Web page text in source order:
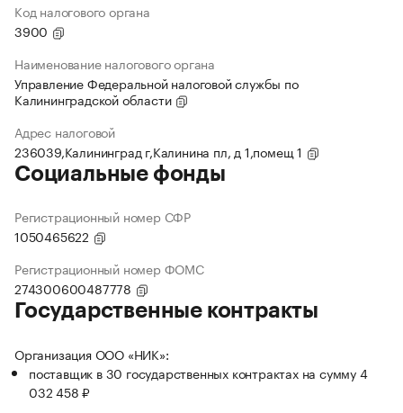
Код налогового органа
3900
Наименование налогового органа
Управление Федеральной налоговой службы по
Калининградской области
Адрес налоговой
236039,Калининград г,Калинина пл, д 1,помещ 1
Социальные фонды
Регистрационный номер СФР
1050465622
Регистрационный номер ФОМС
274300600487778
Государственные контракты
Организация ООО «НИК»:
поставщик в 30 государственных контрактах на сумму 4
032 458 ₽